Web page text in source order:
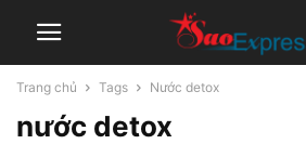
Trang chủ Tags Nước detox
nước detox